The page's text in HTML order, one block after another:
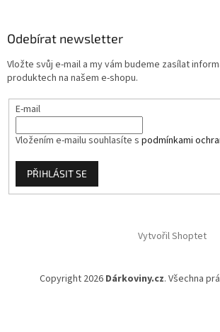
Odebírat newsletter
Vložte svůj e-mail a my vám budeme zasílat
produktech na našem e-shopu.
E-mail
Vložením e-mailu souhlasíte s podmínkami
PŘIHLÁSIT SE
Vytvořil Shoptet
Copyright 2026 Dárkoviny.cz. Všechna